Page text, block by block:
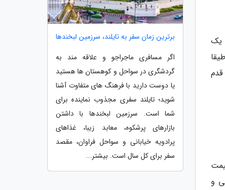
یک
و
برترین زمان سفر به تایلند، سرزمین لبخندها
اگر مسافری ماجراجو و علاقه مند به
گردشگری در سواحل و کوهستان ها هستید
یا دوست دارید با فرهنگ های متفاوت آشنا
شوید؛ تایلند سفری مجذوب نماینده برای
شما است. سرزمین لبخندها با داشتن
بازارهای پرشکوه، معابد زیبا، غذاهای
پرادویه خیابانی و سواحل فراوان، مقصد
سفر برای کل سال است. بیشتر...